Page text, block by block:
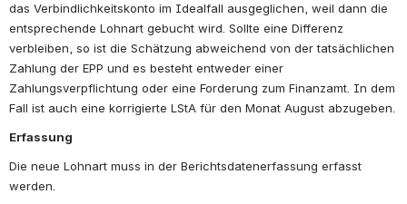
das Verbindlichkeitskonto im Idealfall ausgeglichen, weil dann die
entsprechende Lohnart gebucht wird. Sollte eine Differenz
verbleiben, so ist die Schätzung abweichend von der tatsächlichen
Zahlung der EPP und es besteht entweder einer
Zahlungsverpflichtung oder eine Forderung zum Finanzamt. In dem
Fall ist auch eine korrigierte LStA für den Monat August abzugeben.
Erfassung
Die neue Lohnart muss in der Berichtsdatenerfassung erfasst
werden.